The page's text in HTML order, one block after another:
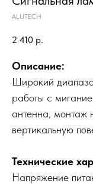
ALUTECH
2 410 р.
Описание:
Широкий
работы с
антенна, монтаж
вертикальную
Технические
Напряжение